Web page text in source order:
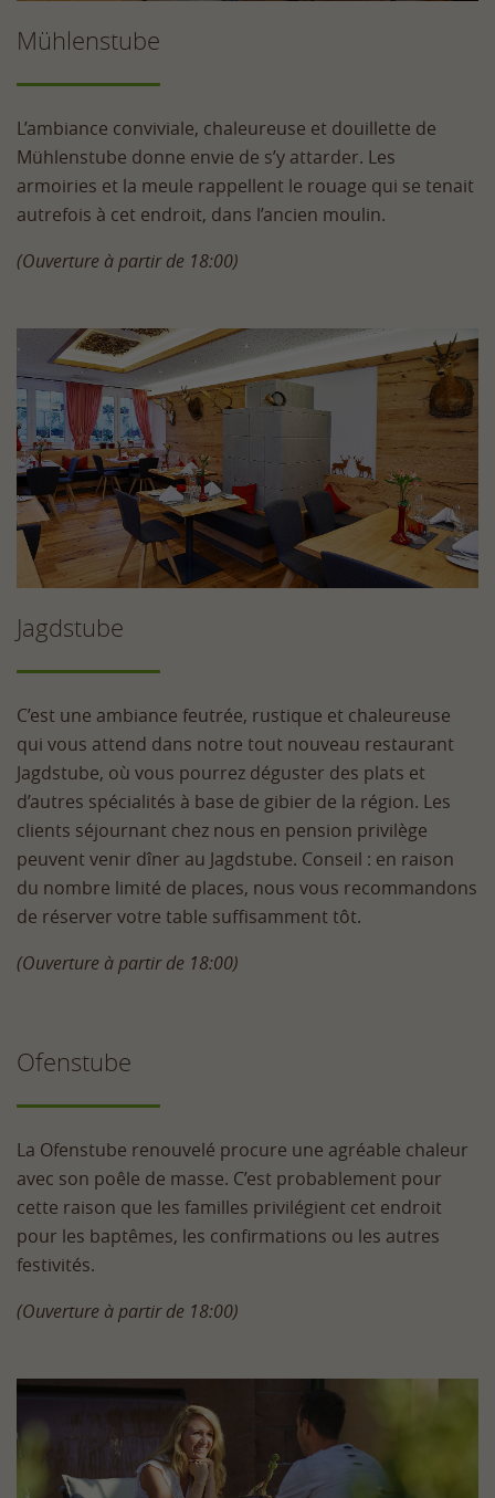
Mühlenstube
L’ambiance conviviale, chaleureuse et douillette de
Mühlenstube donne envie de s’y attarder. Les
armoiries et la meule rappellent le rouage qui se tenait
autrefois à cet endroit, dans l’ancien moulin.
(Ouverture à partir de 18:00)
Jagdstube
C’est une ambiance feutrée, rustique et chaleureuse
qui vous attend dans notre tout nouveau restaurant
Jagdstube, où vous pourrez déguster des plats et
d’autres spécialités à base de gibier de la région. Les
clients séjournant chez nous en pension privilège
peuvent venir dîner au Jagdstube. Conseil : en raison
du nombre limité de places, nous vous recommandons
de réserver votre table suffisamment tôt.
(Ouverture à partir de 18:00)
Ofenstube
La Ofenstube renouvelé procure une agréable chaleur
avec son poêle de masse. C’est probablement pour
cette raison que les familles privilégient cet endroit
pour les baptêmes, les confirmations ou les autres
festivités.
(Ouverture à partir de 18:00)